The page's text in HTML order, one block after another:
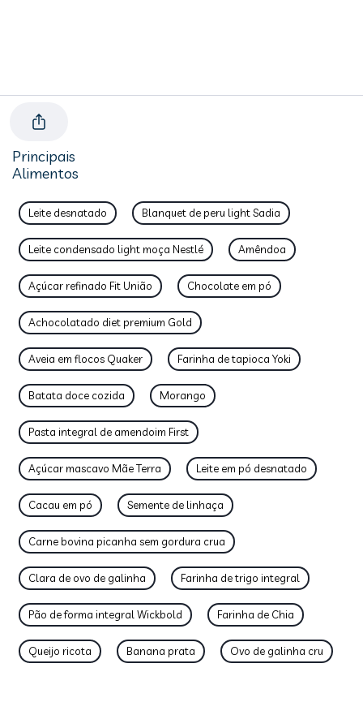
Principais
Alimentos
Leite desnatado Blanquet de peru light Sadia
Leite condensado light moça Nestlé Amêndoa
Açúcar refinado Fit União Chocolate em pó
Achocolatado diet premium Gold
Aveia em flocos Quaker Farinha de tapioca Yoki
Batata doce cozida Morango
Pasta integral de amendoim First
Açúcar mascavo Mãe Terra Leite em pó desnatado
Cacau em pó Semente de linhaça
Carne bovina picanha sem gordura crua
Clara de ovo de galinha Farinha de trigo integral
Pão de forma integral Wickbold Farinha de Chia
Queijo ricota Banana prata Ovo de galinha cru